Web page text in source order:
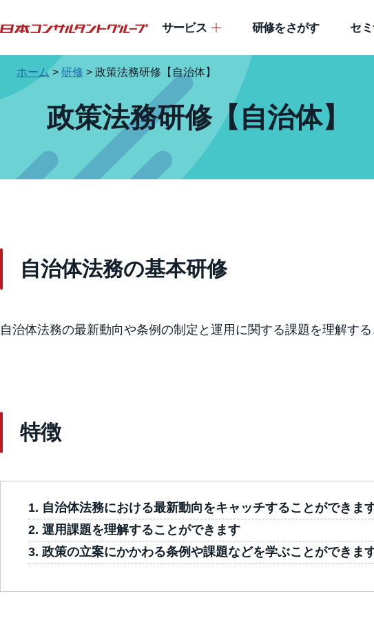
サービス 研修をさがす セ
ホーム> 研修 > 政策法務研修【自治体】
政策法務研修【自治体】
自治体法務の基本研修
自治体法務の最新動向や条例の制定と運用に関する課題を理解す
特徴
自治体法務における最新動向をキャッチすることができま
運用課題を理解することができます
政策の立案にかかわる条例や課題などを学ぶことができま